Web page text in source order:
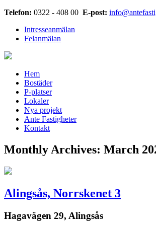
Telefon: 0322 - 408 00 E-post:
Intresseanmälan
Felanmälan
Hem
Bostäder
P-platser
Lokaler
Nya projekt
Ante Fastigheter
Kontakt
Monthly Archives: March
Alingsås, Norrskenet 3
Hagavägen 29, Alingsås